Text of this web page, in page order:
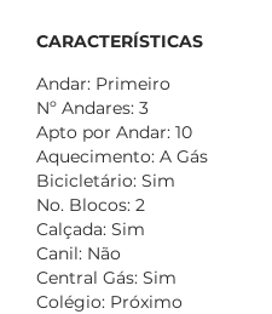
CARACTERÍSTICAS
Andar: Primeiro
Nº Andares: 3
Apto por Andar: 10
Aquecimento: A Gás
Bicicletário: Sim
No. Blocos: 2
Calçada: Sim
Canil: Não
Central Gás: Sim
Colégio: Próximo